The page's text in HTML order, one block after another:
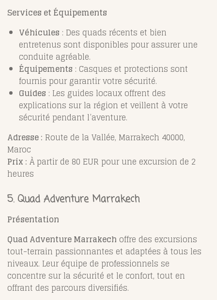
Services et Équipements
Véhicules : Des quads récents et bien
entretenus sont disponibles pour assurer une
conduite agréable.
Équipements : Casques et protections sont
fournis pour garantir votre sécurité.
Guides : Les guides locaux offrent des
explications sur la région et veillent à votre
sécurité pendant l’aventure.
Adresse : Route de la Vallée, Marrakech 40000,
Maroc
Prix : À partir de 80 EUR pour une excursion de 2
heures
5. Quad Adventure Marrakech
Présentation
Quad Adventure Marrakech offre des excursions
tout-terrain passionnantes et adaptées à tous les
niveaux. Leur équipe de professionnels se
concentre sur la sécurité et le confort, tout en
offrant des parcours diversifiés.